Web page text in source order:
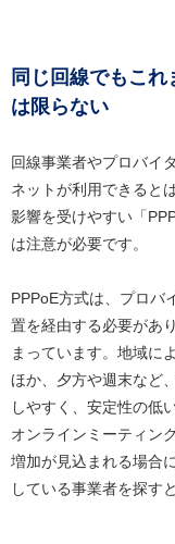
同じ回線でもこ
は限らない
回線事業者やプロバイ
ネットが利用できると
影響を受けやすい「
は注意が必要です。
PPPoE方式は、プロバ
置を経由する必要があ
まっています。地域に
ほか、夕方や週末など
しやすく、安定性の低
オンラインミーティン
増加が見込まれる場合
している事業者を探す